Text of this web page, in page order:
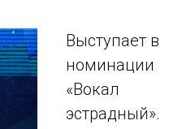
Выступает в
номинации
«Вокал
эстрадный».